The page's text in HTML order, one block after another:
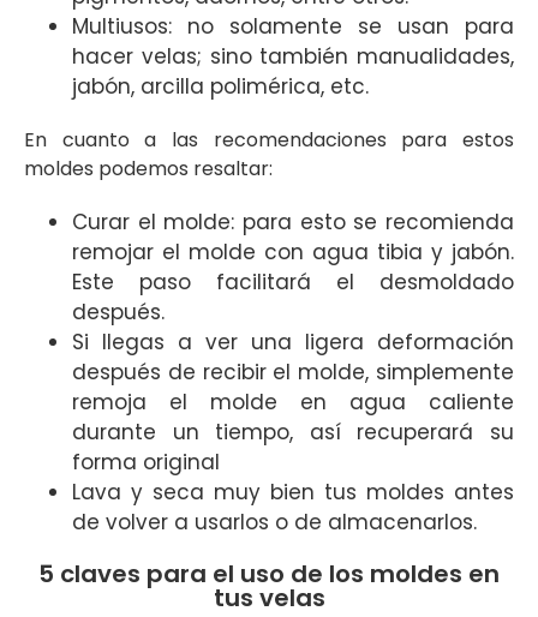
Multiusos: no solamente se usan para
hacer velas; sino también manualidades,
jabón, arcilla polimérica, etc.
En cuanto a las recomendaciones para estos
moldes podemos resaltar:
Curar el molde: para esto se recomienda
remojar el molde con agua tibia y jabón.
Este paso facilitará el desmoldado
después.
Si llegas a ver una ligera deformación
después de recibir el molde, simplemente
remoja el molde en agua caliente
durante un tiempo, así recuperará su
forma original
Lava y seca muy bien tus moldes antes
de volver a usarlos o de almacenarlos.
5 claves para el uso de los moldes en
tus velas